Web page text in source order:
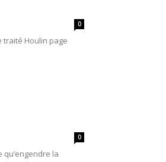
0
traité Houlin page
0
la